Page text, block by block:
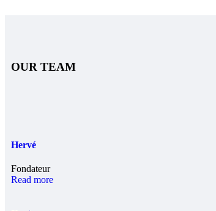
OUR TEAM
Hervé
Fondateur
Read more